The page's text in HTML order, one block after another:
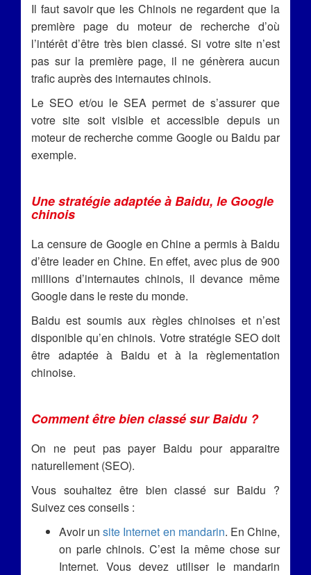
Il faut savoir que les Chinois ne regardent que la
première page du moteur de recherche d’où
l’intérêt d’être très bien classé. Si votre site n’est
pas sur la première page, il ne génèrera aucun
trafic auprès des internautes chinois.
Le SEO et/ou le SEA permet de s’assurer que
votre site soit visible et accessible depuis un
moteur de recherche comme Google ou Baidu par
exemple.
Une stratégie adaptée à Baidu, le Google
chinois
La censure de Google en Chine a permis à Baidu
d’être leader en Chine. En effet, avec plus de 900
millions d’internautes chinois, il devance même
Google dans le reste du monde.
Baidu est soumis aux règles chinoises et n’est
disponible qu’en chinois. Votre stratégie SEO doit
être adaptée à Baidu et à la règlementation
chinoise.
Comment être bien classé sur Baidu ?
On ne peut pas payer Baidu pour apparaitre
naturellement (SEO).
Vous souhaitez être bien classé sur Baidu ?
Suivez ces conseils :
Avoir unsite Internet en mandarin. En Chine,
on parle chinois. C’est la même chose sur
Internet. Vous devez utiliser le mandarin